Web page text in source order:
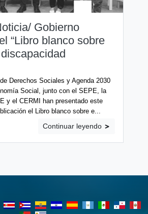
Gobierno
“Libro blanco sobre
Derechos Sociales y Agenda 2030
Social, junto con el SEPE, la
y el CERMI han presentado este
el Libro blanco sobre e...
Continuar leyendo